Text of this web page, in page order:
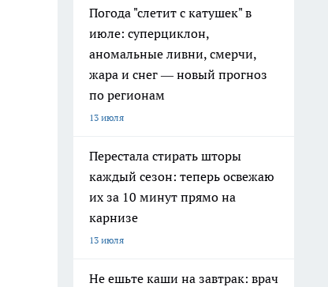
Погода "слетит с катушек" в
июле: суперциклон,
аномальные ливни, смерчи,
жара и снег — новый прогноз
по регионам
13 июля
Перестала стирать шторы
каждый сезон: теперь освежаю
их за 10 минут прямо на
карнизе
13 июля
Не ешьте каши на завтрак: врач